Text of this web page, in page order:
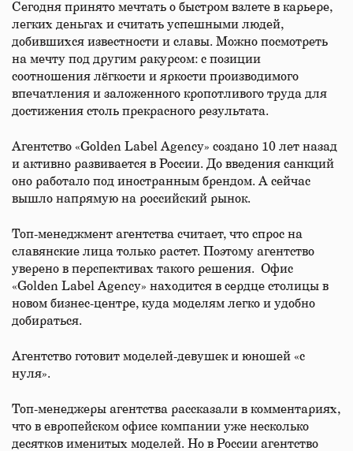
Сегодня принято мечтать о быстром взлете в карьере,
легких деньгах и считать успешными людей,
добившихся известности и славы. Можно посмотреть
на мечту под другим ракурсом: с позиции
соотношения лёгкости и яркости производимого
впечатления и заложенного кропотливого труда для
достижения столь прекрасного результата.
Агентство «Golden Label Agency» создано 10 лет назад
и активно развивается в России. До введения санкций
оно работало под иностранным брендом. А сейчас
вышло напрямую на российский рынок.
Топ-менеджмент агентства считает, что спрос на
славянские лица только растет. Поэтому агентство
уверено в перспективах такого решения. Офис
«Golden Label Agency» находится в сердце столицы в
новом бизнес-центре, куда моделям легко и удобно
добираться.
Агентство готовит моделей-девушек и юношей «с
нуля».
Топ-менеджеры агентства рассказали в комментариях,
что в европейском офисе компании уже несколько
десятков именитых моделей. Но в России агентство